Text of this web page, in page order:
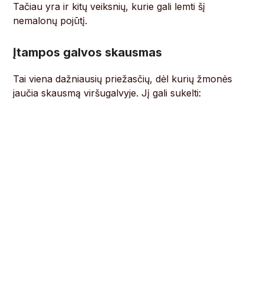
Tačiau yra ir kitų veiksnių, kurie gali lemti šį
nemalonų pojūtį.
Įtampos galvos skausmas
Tai viena dažniausių priežasčių, dėl kurių žmonės
jaučia skausmą viršugalvyje. Jį gali sukelti: